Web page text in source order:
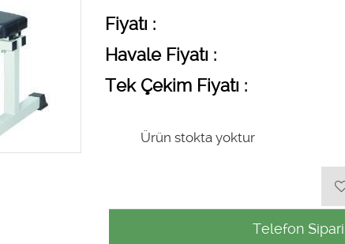
Fiyatı :
Havale Fiyatı :
Tek Çekim Fiyatı :
Ürün stokta yoktur
Telefon